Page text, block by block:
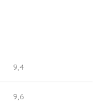
9,4
9,6